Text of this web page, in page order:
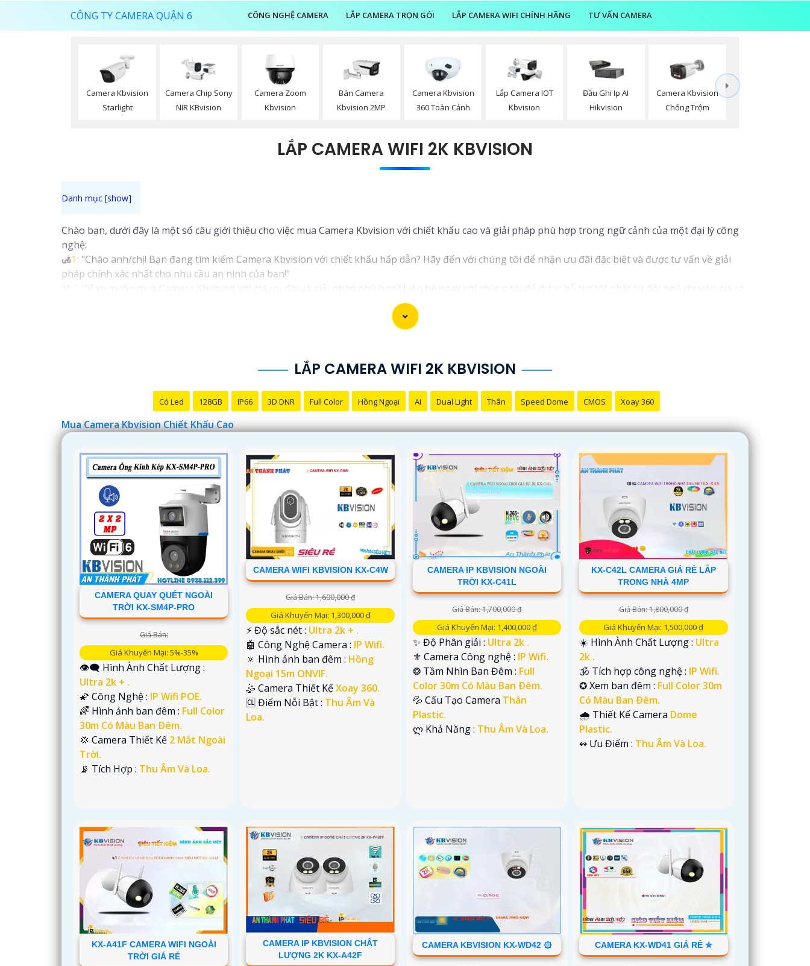
CÔNG TY CAMERA QUẬN 6 CÔNG NGHỆ CAMERA LẮP CAMERA TRỌN GÓI LẮP CAMERA WIFI CHÍNH HÃNG TƯ VẤN CAMERA
Camera Kbvision
Starlight
Camera Chip Sony
NIR KBvision
Camera Zoom
Kbvision
Bán Camera
Kbvision 2MP
Camera Kbvision
360 Toàn Cảnh
Lắp Camera IOT
Kbvision
Đầu Ghi Ip AI
Hikvision
Camera Kbvision
Chống Trộm
LẮP CAMERA WIFI 2K KBVISION
Chào bạn, dưới đây là một số câu giới thiệu cho việc mua Camera Kbvision với chiết khấu cao và giải pháp phù hợp trong ngữ cảnh của một đại lý công
nghệ:
🛃1: "Chào anh/chị! Bạn đang tìm kiếm Camera Kbvision với chiết khấu hấp dẫn? Hãy đến với chúng tôi để nhận ưu đãi đặc biệt và được tư vấn về giải
pháp chính xác nhất cho nhu cầu an ninh của bạn!"
️🏅️ 2: "Bạn muốn mua Camera Kbvision với giá ưu đãi và giải pháp phù hợp? Liên hệ ngay với chúng tôi để được hỗ trợ tốt nhất từ đội ngũ chuyên gia có
"Chúng tôi cam kết cung cấp Camera Kbvision chính hãng với chiết khấu cao nhất trên thị trường. Hãy đến với chúng tôi để trải nghiệm dịch vụ tốt
nhất và nhận được sự tư vấn chuyên nghiệp về giải pháp an ninh cần thiết!"
câu hỏi nào khác, bạn có thể chia sẻ để tôi hỗ trợ bạn tốt hơn!LẮP CAMERA WIFI 2K KBVISION
Có Led 128GB IP66 3D DNR Full Color Hồng Ngoại AI Dual Light Thân Speed Dome CMOS Xoay 360
Mua Camera Kbvision Chiết Khấu Cao
CAMERA QUAY QUÉT NGOÀI
TRỜI KX-SM4P-PRO
Giá Bán:
Giá Khuyến Mại: 5%-35%
👁️‍🗨 Hình Ành Chất Lượng :
Ultra 2k + .
🌠 Công Nghệ : IP Wifi POE.
🌈 Hình ảnh ban đêm : Full Color
30m Có Màu Ban Ðêm.
💢 Camera Thiết Kế 2 Mắt Ngoài
Trời.
️📡 Tích Hợp : Thu Âm Và Loa.
CAMERA WIFI KBVISION KX-C4W
Giá Bán: 1,600,000 ₫
Giá Khuyến Mại: 1,300,000 ₫
️⚡ Độ sắc nét : Ultra 2k + .
🤖️ Công Nghệ Camera : IP Wifi.
🔅 Hình ảnh ban đêm : Hồng
Ngoại 15m ONVIF.
🤹 Camera Thiết KếXoay 360.
️🆑 Điểm Nỗi Bật : Thu Âm Và
Loa.
CAMERA IP KBVISION NGOÀI
TRỜI KX-C41L
Giá Bán: 1,700,000 ₫
Giá Khuyến Mại: 1,400,000 ₫
✨ Độ Phân giải : Ultra 2k .
⚜️ Camera Công nghệ : IP Wifi.
❂ Tầm Nhìn Ban Đêm : Full
Color 30m Có Màu Ban Ðêm.
💦 Cấu Tạo Camera Thân
Plastic.
️ლ Khả Năng : Thu Âm Và Loa.
KX-C42L CAMERA GIÁ RẺ LẮP
TRONG NHÀ 4MP
Giá Bán: 1,800,000 ₫
Giá Khuyến Mại: 1,500,000 ₫
☀️ Hình Ành Chất Lượng : Ultra
2k .
🕉️ Tích hợp công nghệ : IP Wifi.
✪ Xem ban đêm : Full Color 30m
Có Màu Ban Ðêm.
🌧️ Thiết Kế Camera Dome
Plastic.
️↭ Ưu Điểm : Thu Âm Và Loa.
KX-A41F CAMERA WIFI NGOÀI
TRỜI GIÁ RẺ
CAMERA IP KBVISION CHẤT
LƯỢNG 2K KX-A42F
CAMERA KBVISION KX-WD42 ۞ CAMERA KX-WD41 GIÁ RẺ ✮